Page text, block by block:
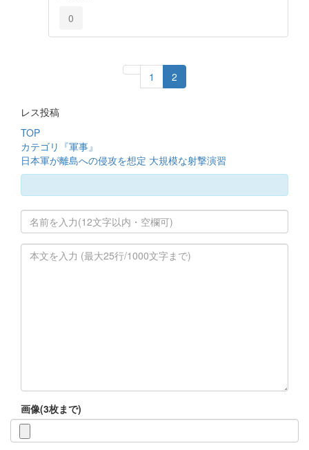
0
1 2
レス投稿
TOP
カテゴリ『軍事』
日本軍が離島への侵攻を想定 大規模な射撃演習
画像(3枚まで)